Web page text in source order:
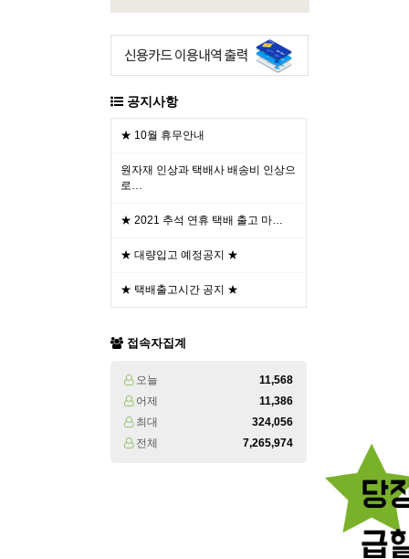
공지사항
★ 10월 휴무안내
원자재 인상과 택배사 배송비 인상으
로…
★ 2021 추석 연휴 택배 출고 마…
★ 대량입고 예정공지 ★
★ 택배출고시간 공지 ★
접속자집계
오늘
11,568
어제
11,386
최대
324,056
전체
7,265,974